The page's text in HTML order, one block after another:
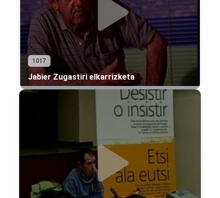
1017
Jabier Zugastiri elkarrizketa